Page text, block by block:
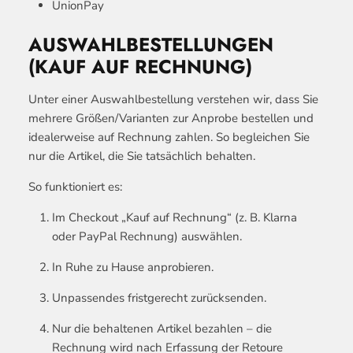
UnionPay
AUSWAHLBESTELLUNGEN
(KAUF AUF RECHNUNG)
Unter einer Auswahlbestellung verstehen wir, dass Sie
mehrere Größen/Varianten zur Anprobe bestellen und
idealerweise auf Rechnung zahlen. So begleichen Sie
nur die Artikel, die Sie tatsächlich behalten.
So funktioniert es:
Im Checkout „Kauf auf Rechnung“ (z. B. Klarna
oder PayPal Rechnung) auswählen.
In Ruhe zu Hause anprobieren.
Unpassendes fristgerecht zurücksenden.
Nur die behaltenen Artikel bezahlen – die
Rechnung wird nach Erfassung der Retoure